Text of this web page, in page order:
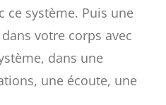
ce système. Puis une
votre corps avec
dans une
une écoute, une